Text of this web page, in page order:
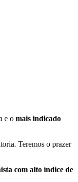
e o mais indicado
Teremos o prazer
com alto índice de